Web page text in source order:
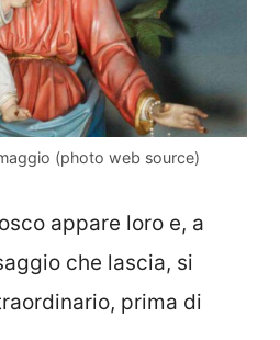
(photo web source)
appare loro e, a
che lascia, si
prima di